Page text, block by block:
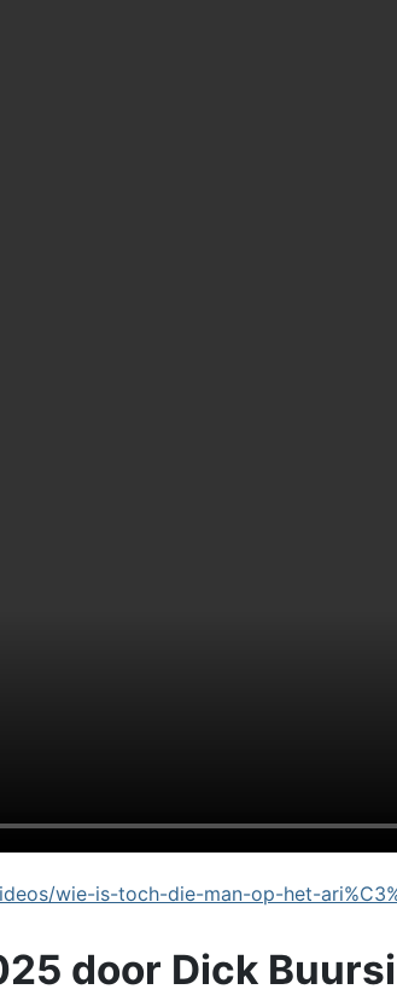
wie-is-toch-die-man-op-het-
door Dick